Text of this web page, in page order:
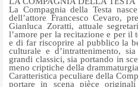
La Compagnia della Testa
dell’attore Francesco Cevaro,
Gianluca Zoratti, attuale
l’amore per la recitazione e per il
e di far riscoprire al pubblico la
culturale e d’intrattenimento,
grandi classici, sia portando in
meno criptiche della
Caratteristica peculiare della
portare in scena pièce